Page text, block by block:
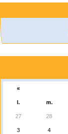
«
l. m.
27 28
3 4